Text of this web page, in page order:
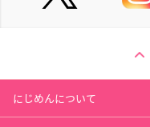
にじめんについて